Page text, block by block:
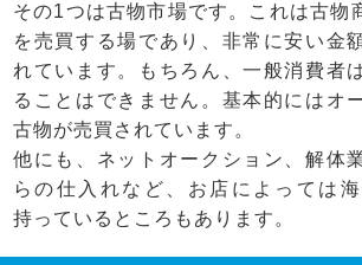
その1つは古物市場です。これは古物
を売買する場であり、非常に安い金
れています。もちろん、一般消費者
ることはできません。基本的にはオ
古物が売買されています。
他にも、ネットオークション、解体
らの仕入れなど、お店によっては
持っているところもあります。